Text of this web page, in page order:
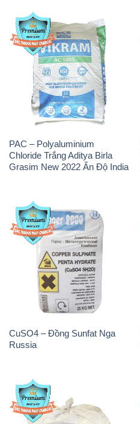
PAC – Polyaluminium
Chloride Trắng Aditya Birla
Grasim New 2022 Ấn Độ India
CuSO4 – Đồng Sunfat Nga
Russia